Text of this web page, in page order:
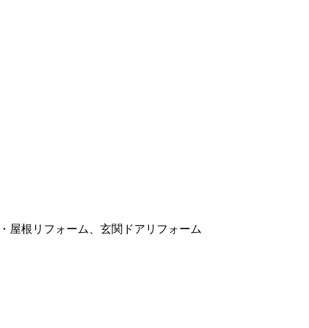
屋根リフォーム、玄関ドアリフォーム